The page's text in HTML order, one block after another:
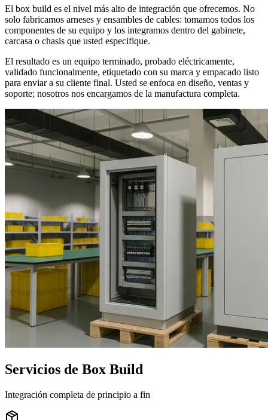
El box build es el nivel más alto de integración que ofrecemos. No
solo fabricamos arneses y ensambles de cables: tomamos todos los
componentes de su equipo y los integramos dentro del gabinete,
carcasa o chasis que usted especifique.
El resultado es un equipo terminado, probado eléctricamente,
validado funcionalmente, etiquetado con su marca y empacado listo
para enviar a su cliente final. Usted se enfoca en diseño, ventas y
soporte; nosotros nos encargamos de la manufactura completa.
Servicios de Box Build
Integración completa de principio a fin